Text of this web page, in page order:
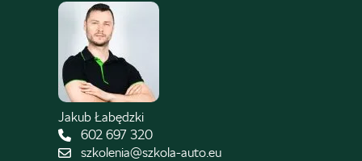
Jakub Łabędzki
602 697 320
szkolenia@szkola-auto.eu